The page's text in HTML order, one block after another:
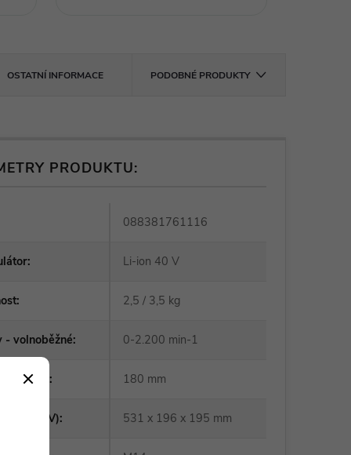
OSTATNÍ INFORMACE PODOBNÉ PRODUKTY
PRODUKTU:
088381761116
: Li-ion 40 V
: 2,5 / 3,5 kg
- volnoběžné: 0-2.200 min-1
kotouče : 180 mm
(DxŠxV): 531 x 196 x 195 mm